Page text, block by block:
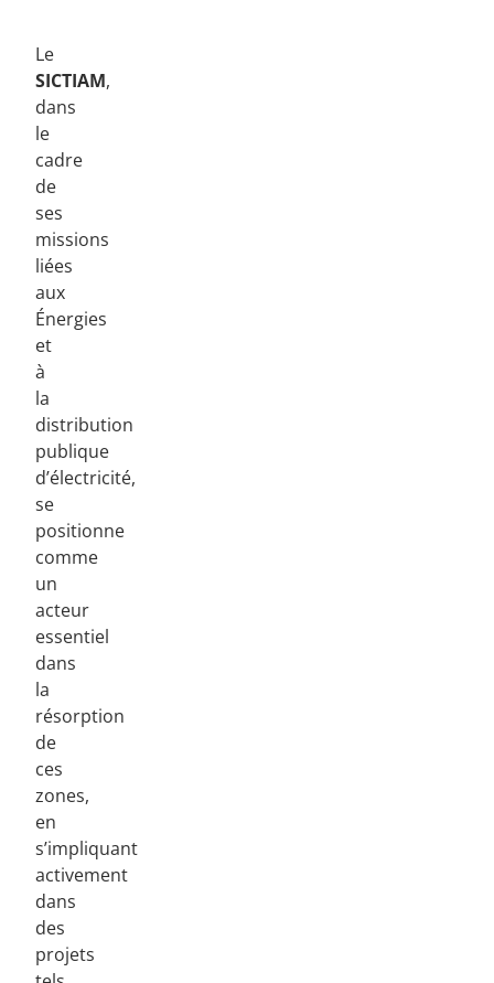
Le
SICTIAM,
dans
le
cadre
de
ses
missions
liées
aux
Énergies
et
à
la
distribution
publique
d’électricité,
se
positionne
comme
un
acteur
essentiel
dans
la
résorption
de
ces
zones,
en
s’impliquant
activement
dans
des
projets